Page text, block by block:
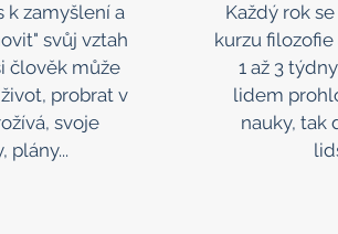
k zamyšlení a
svůj vztah
člověk může
probrat v
svoje
plány...
Každý rok
kurzu
1 až 3
lidem
nauky, tak